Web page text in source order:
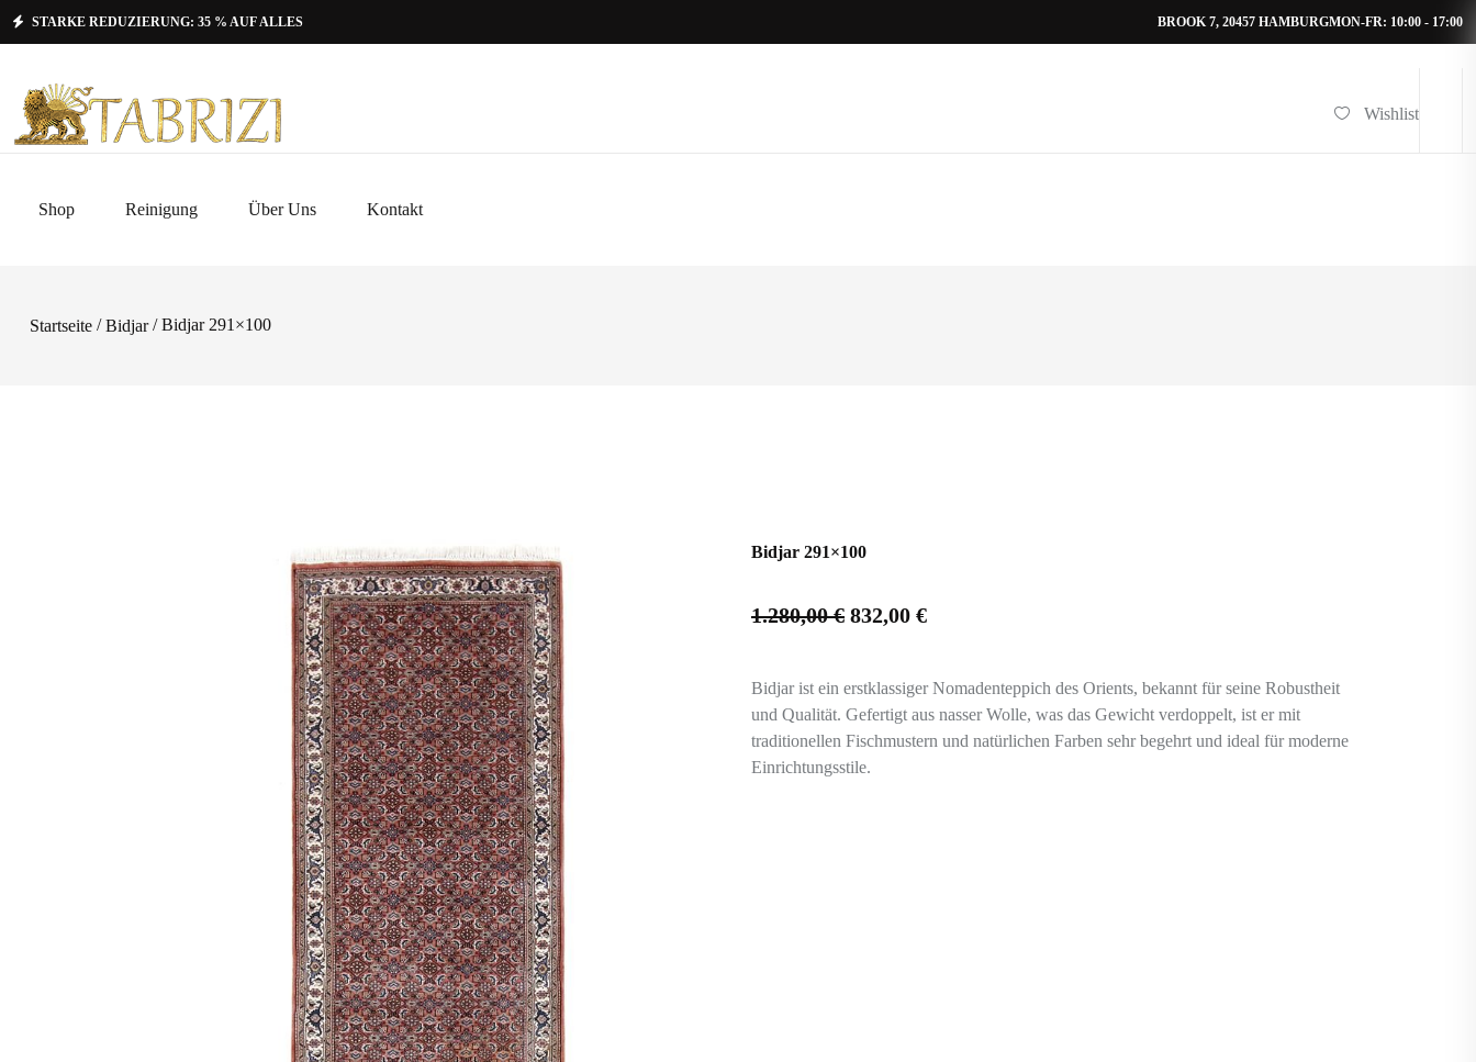
STARKE REDUZIERUNG: 35 % AUF ALLES BROOK 7, 20457 HAMBURGMON-FR: 10:00 - 17:00
Wishlist
Shop Reinigung Über Uns Kontakt
Startseite /Bidjar/ Bidjar 291×100
Bidjar 291×100
1.280,00€ 832,00 €
Bidjar ist ein erstklassiger Nomadenteppich des Orients, bekannt für seine Robustheit
und Qualität. Gefertigt aus nasser Wolle, was das Gewicht verdoppelt, ist er mit
traditionellen Fischmustern und natürlichen Farben sehr begehrt und ideal für moderne
Einrichtungsstile.